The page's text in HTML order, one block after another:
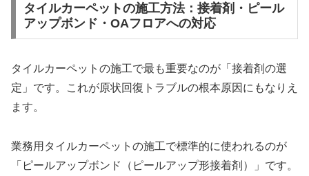
タイルカーペットの施工方法：接着剤・ピール
アップボンド・OAフロアへの対応
タイルカーペットの施工で最も重要なのが「接着剤の選
定」です。これが原状回復トラブルの根本原因にもなりえ
ます。
業務用タイルカーペットの施工で標準的に使われるのが
「ピールアップボンド（ピールアップ形接着剤）」です。